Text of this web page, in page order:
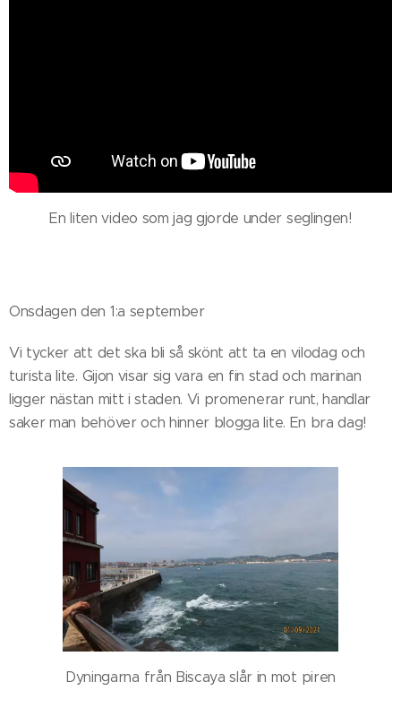
En liten video som jag gjorde under seglingen!
Onsdagen den 1:a september
Vi tycker att det ska bli så skönt att ta en vilodag och
turista lite. Gijon visar sig vara en fin stad och marinan
ligger nästan mitt i staden. Vi promenerar runt, handlar
saker man behöver och hinner blogga lite. En bra dag!
Dyningarna från Biscaya slår in mot piren